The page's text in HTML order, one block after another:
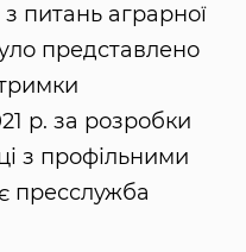
питань аграрної
представлено
р. за розробки
з профільними
пресслужба